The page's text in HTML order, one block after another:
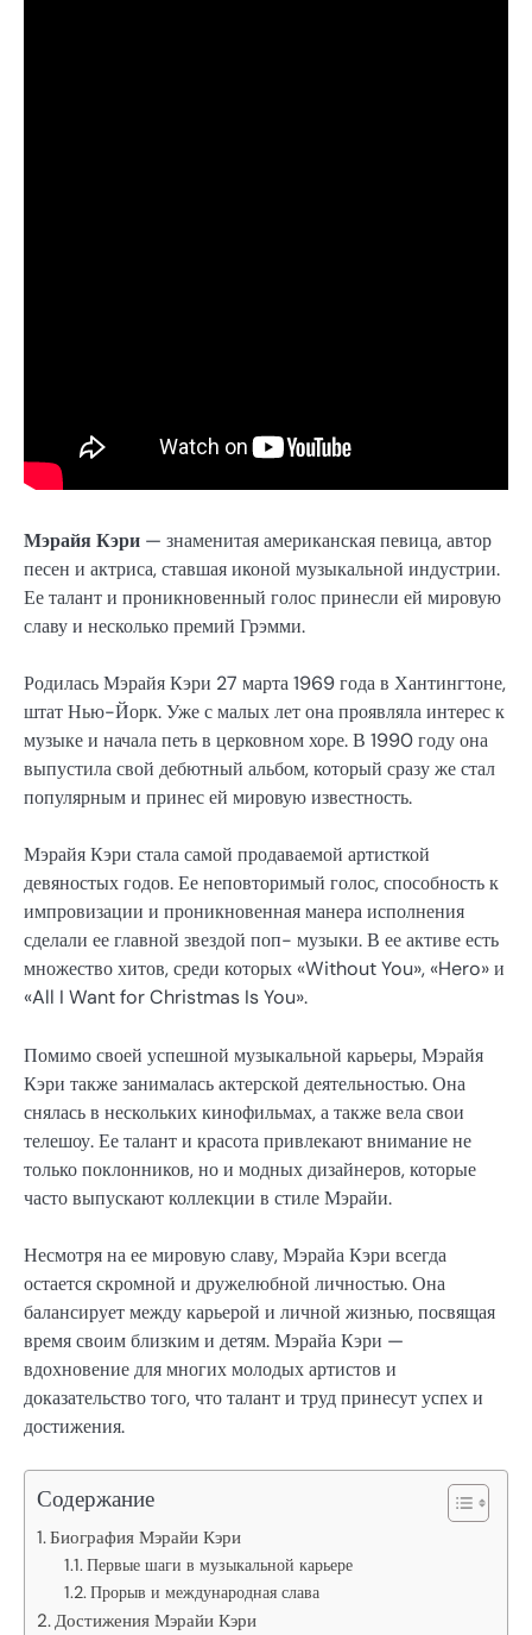
Мэрайя Кэри — знаменитая американская певица, автор
песен и актриса, ставшая иконой музыкальной индустрии.
Ее талант и проникновенный голос принесли ей мировую
славу и несколько премий Грэмми.
Родилась Мэрайя Кэри 27 марта 1969 года в Хантингтоне,
штат Нью-Йорк. Уже с малых лет она проявляла интерес к
музыке и начала петь в церковном хоре. В 1990 году она
выпустила свой дебютный альбом, который сразу же стал
популярным и принес ей мировую известность.
Мэрайя Кэри стала самой продаваемой артисткой
девяностых годов. Ее неповторимый голос, способность к
импровизации и проникновенная манера исполнения
сделали ее главной звездой поп- музыки. В ее активе есть
множество хитов, среди которых «Without You», «Hero» и
«All I Want for Christmas Is You».
Помимо своей успешной музыкальной карьеры, Мэрайя
Кэри также занималась актерской деятельностью. Она
снялась в нескольких кинофильмах, а также вела свои
телешоу. Ее талант и красота привлекают внимание не
только поклонников, но и модных дизайнеров, которые
часто выпускают коллекции в стиле Мэрайи.
Несмотря на ее мировую славу, Мэрайа Кэри всегда
остается скромной и дружелюбной личностью. Она
балансирует между карьерой и личной жизнью, посвящая
время своим близким и детям. Мэрайа Кэри —
вдохновение для многих молодых артистов и
доказательство того, что талант и труд принесут успех и
достижения.
Содержание
Биография Мэрайи Кэри
Первые шаги в музыкальной карьере
Прорыв и международная слава
Достижения Мэрайи Кэри